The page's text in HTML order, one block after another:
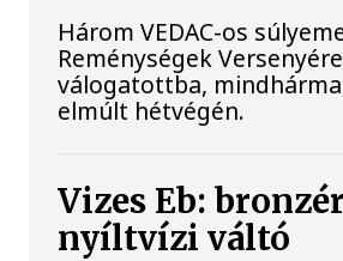
Három VEDAC-os
Reménységek
válogatottba,
elmúlt hétvégén.
Vizes Eb:
nyíltvízi váltó